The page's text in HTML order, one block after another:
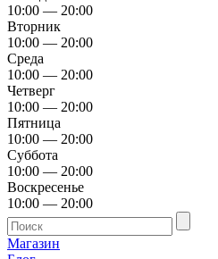
10:00 — 20:00
Вторник
10:00 — 20:00
Среда
10:00 — 20:00
Четверг
10:00 — 20:00
Пятница
10:00 — 20:00
Суббота
10:00 — 20:00
Воскресенье
10:00 — 20:00
Магазин